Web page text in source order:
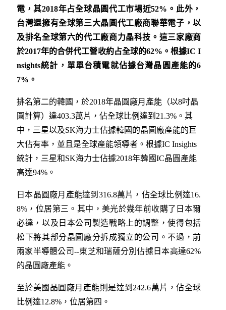
電，其2018年占全球晶圓代工市場近52% 。此外，
台灣還擁有全球第三大晶圓代工廠商聯華電子，以
及排名全球第六的代工廠商力晶科技。這三家廠商
於2017年的合併代工營收約占全球的62% 。根據IC I
nsights統計，單單台積電就佔據台灣晶圓產能的6
7%。
排名第二的韓國，於2018年晶圓廠月產能（以8吋晶
圓計算）達403.3萬片，佔全球比例達到21.3%。其
中，三星以及SK海力士佔據韓國的晶圓廠產能的巨
大佔有率，並且是全球產能領導者。根據IC Insights
統計，三星和SK海力士佔據2018年韓國IC晶圓產能
高達94%。
日本晶圓廠月產能達到316.8萬片，佔全球比例達16.
8%，位居第三。其中，美光於幾年前收購了日本爾
必達，以及日本公司製造戰略上的調整，使得包括
松下將其部分晶圓廠分拆成獨立的公司。不過，前
兩家半導體公司--東芝和瑞薩分別佔據日本高達62%
的晶圓廠產能。
至於美國晶圓廠月產能則是達到242.6萬片，佔全球
比例達12.8%，位居第四。